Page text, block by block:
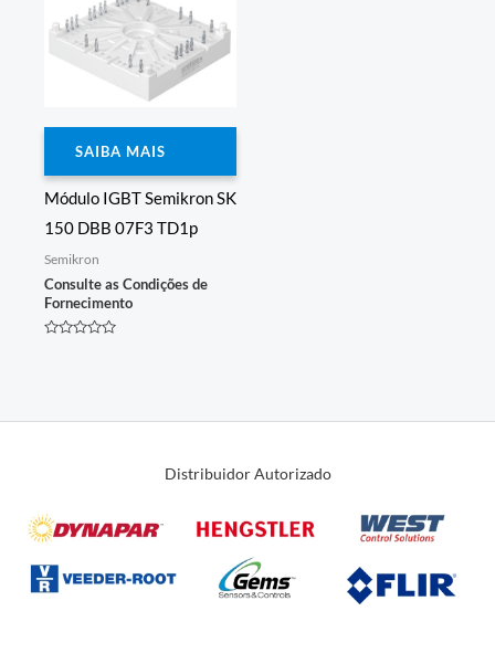
SAIBA MAIS
Módulo IGBT Semikron SK
150 DBB 07F3 TD1p
Semikron
Consulte as Condições de
Fornecimento
Distribuidor Autorizado